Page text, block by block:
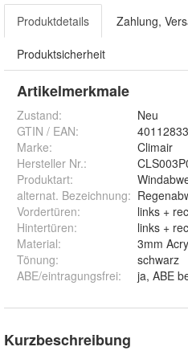
Produktdetails Zahlung,
Produktsicherheit
Artikelmerkmale
Zustand:
Neu
GTIN / EAN:
Marke:
Climair
Hersteller Nr.:
Produktart:
alternat. Bezeichnung:
Vordertüren:
links +
Hintertüren:
links +
Material:
3mm
Tönung:
schwarz
ABE/eintragungsfrei: ja, ABE
Kurzbeschreibung